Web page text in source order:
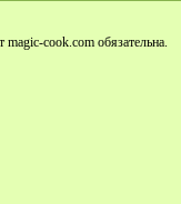
magic-cook.com обязательна.